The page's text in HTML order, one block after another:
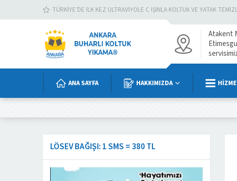
TÜRKIYE’DE İLK KEZ ULTRAVIYOLE C IŞINLA KOLTUK VE YATAK
Atakent
ANA SAYFA HAKKIMIZDA
LÖSEV BAĞIŞI: 1 SMS = 380 TL